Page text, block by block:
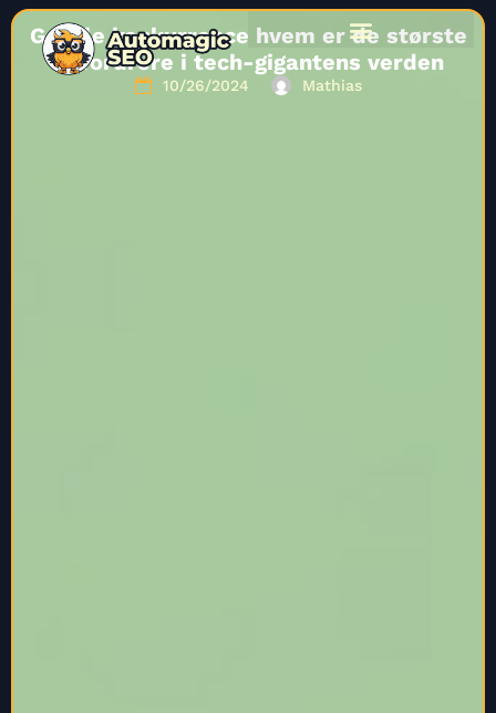
Google konkurrence hvem er de største
udfordrere i tech-gigantens verden
10/26/2024 Mathias